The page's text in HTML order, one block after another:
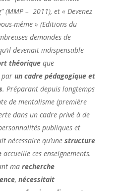
(MMP – 2011), et « Devenez
même » (Editions du
demandes de
devenait indispensable
théoriqueque
par un cadre pédagogique et
. Préparant depuis longtemps
de mentalisme (première
dans un cadre privé à de
publiques et
nécessaire qu’une structure
accueille ces enseignements.
ma recherche
, nécessitait